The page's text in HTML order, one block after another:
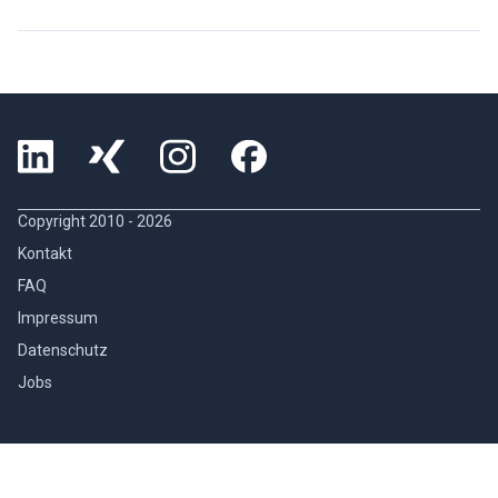
Copyright 2010 - 2026
Kontakt
FAQ
Impressum
Datenschutz
Jobs